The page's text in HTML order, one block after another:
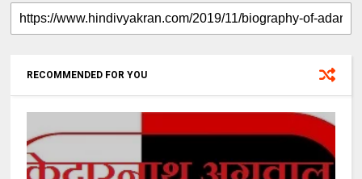
RECOMMENDED FOR YOU